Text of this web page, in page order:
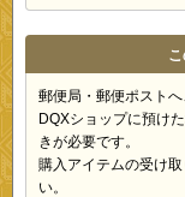
郵便局・郵便ポスト
DQXショップに預け
きが必要です。
購入アイテムの受け
い。